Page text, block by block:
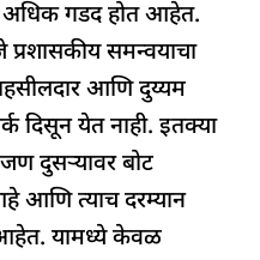
अधिक गडद होत आहेत.
समन्वयाचा
आणि दुय्यम
दिसून येत नाही. इतक्या
जण दुसऱ्यावर बोट
आणि त्याच दरम्यान
यामध्ये केवळ